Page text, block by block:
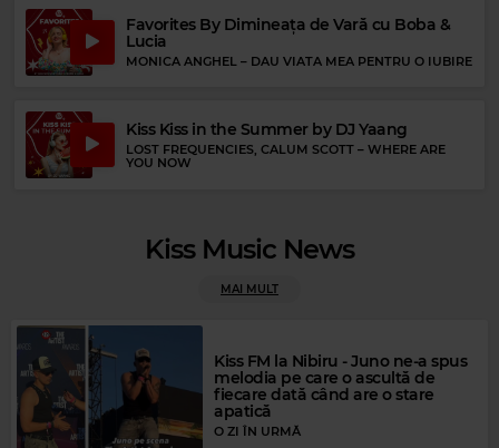
Magic FM
BRITNEY SPEARS
Favorites By Dimineața de Vară cu Boba &
Lucia
MONICA ANGHEL – DAU VIATA MEA PENTRU O IUBIRE
Kiss Kiss in the Summer by DJ Yaang
LOST FREQUENCIES, CALUM SCOTT – WHERE ARE
YOU NOW
Kiss Music News
MAI MULT
Kiss FM la Nibiru - Juno ne-a spus
melodia pe care o ascultă de
fiecare dată când are o stare
apatică
O ZI ÎN URMĂ